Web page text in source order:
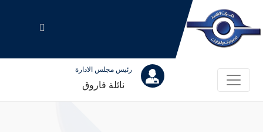
رئيس مجلس الادارة
نائلة فاروق